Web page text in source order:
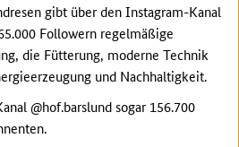
gibt über den Instagram-Kanal
Followern regelmäßige
die Fütterung, moderne Technik
und Nachhaltigkeit.
@hof.barslund sogar 156.700